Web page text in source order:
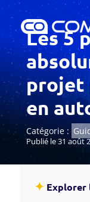
Les 5
projet
en
Catégorie :
Publié le 31 août
✦